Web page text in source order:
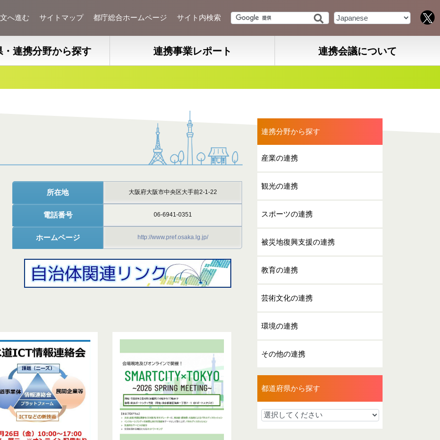
へ進む サイトマップ 都庁総合ホームページ サイト内検索
・連携分野から探す 連携事業レポート 連携会議について
所在地 大阪府大阪市中央区大手前2-1-22
電話番号 06-6941-0351
ホームページ http://www.pref.osaka.lg.jp/
連携分野から探す
産業の連携
観光の連携
スポーツの連携
被災地復興支援の連携
教育の連携
芸術文化の連携
環境の連携
その他の連携
都道府県から探す